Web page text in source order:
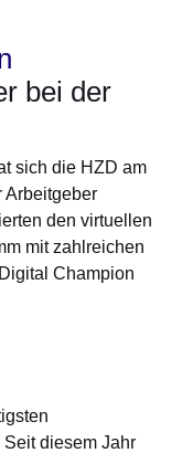
bei der
sich die HZD am
Arbeitgeber
den virtuellen
mit zahlreichen
Champion
diesem Jahr